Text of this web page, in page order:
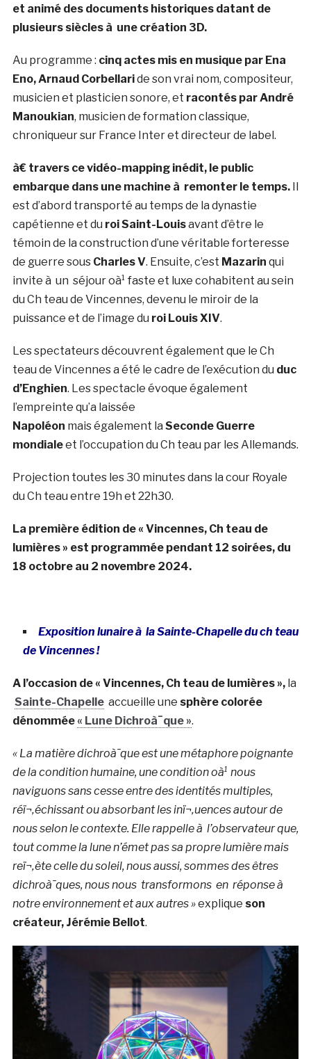
et animé des documents historiques datant de
plusieurs siècles à une création 3D.
Au programme : cinq actes mis en musique par Ena
Eno, Arnaud Corbellaride son vrai nom, compositeur,
musicien et plasticien sonore, et racontés par André
Manoukian, musicien de formation classique,
chroniqueur sur France Inter et directeur de label.
à€ travers ce vidéo-mapping inédit, le public
embarque dans une machine à remonter le temps.Il
est d’abord transporté au temps de la dynastie
capétienne et du roi Saint-Louisavant d’être le
témoin de la construction d’une véritable forteresse
de guerre sous Charles V. Ensuite, c’est Mazarin qui
invite à un séjour oà¹ faste et luxe cohabitent au sein
du Ch teau de Vincennes, devenu le miroir de la
puissance et de l’image du roi Louis XIV.
Les spectateurs découvrent également que le Ch
teau de Vincennes a été le cadre de l’exécution du duc
d’Enghien. Les spectacle évoque également
l’empreinte qu’a laissée
Napoléon mais également la Seconde Guerre
mondialeet l’occupation du Ch teau par les Allemands.
Projection toutes les 30 minutes dans la cour Royale
du Ch teau entre 19h et 22h30.
La première édition de « Vincennes, Ch teau de
lumières » est programmée pendant 12 soirées, du
18 octobre au 2 novembre 2024.
Exposition lunaire à la Sainte-Chapelle du ch teau
de Vincennes !
A l’occasion de « Vincennes, Ch teau de lumières », la
Sainte-Chapelleaccueille une sphère colorée
dénommée« Lune Dichroà¯que ».
« La matière dichroà¯que est une métaphore poignante
de la condition humaine, une condition oà¹ nous
naviguons sans cesse entre des identités multiples,
réï¬‚échissant ou absorbant les inï¬‚uences autour de
nous selon le contexte. Elle rappelle à l’observateur que,
tout comme la lune n’émet pas sa propre lumière mais
reï¬‚ète celle du soleil, nous aussi, sommes des êtres
dichroà¯ques, nous nous transformons en réponse à
notre environnement et aux autres »explique son
créateur, Jérémie Bellot.